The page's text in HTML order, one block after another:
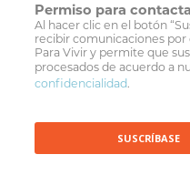
Permiso para
Al hacer clic en el botón
recibir comunicaciones
Para Vivir y permite que
procesados de acuerdo a
confidencialidad.